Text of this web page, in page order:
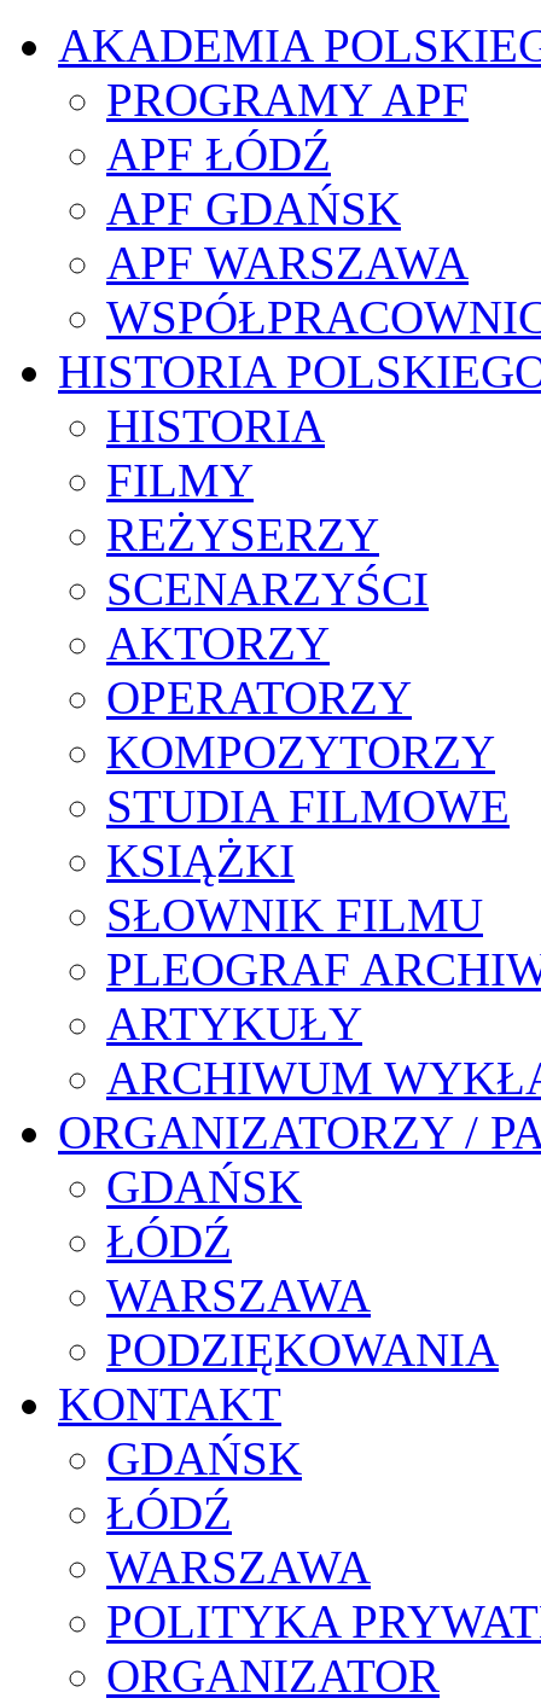
AKADEMIA
PROGRAMY APF
APF ŁÓDŹ
APF GDAŃSK
APF WARSZAWA
HISTORIA
HISTORIA
FILMY
REŻYSERZY
SCENARZYŚCI
AKTORZY
OPERATORZY
KOMPOZYTORZY
STUDIA FILMOWE
KSIĄŻKI
SŁOWNIK FILMU
PLEOGRAF
ARTYKUŁY
ARCHIWUM
ORGANIZATORZY /
GDAŃSK
ŁÓDŹ
WARSZAWA
PODZIĘKOWANIA
KONTAKT
GDAŃSK
ŁÓDŹ
WARSZAWA
POLITYKA
ORGANIZATOR